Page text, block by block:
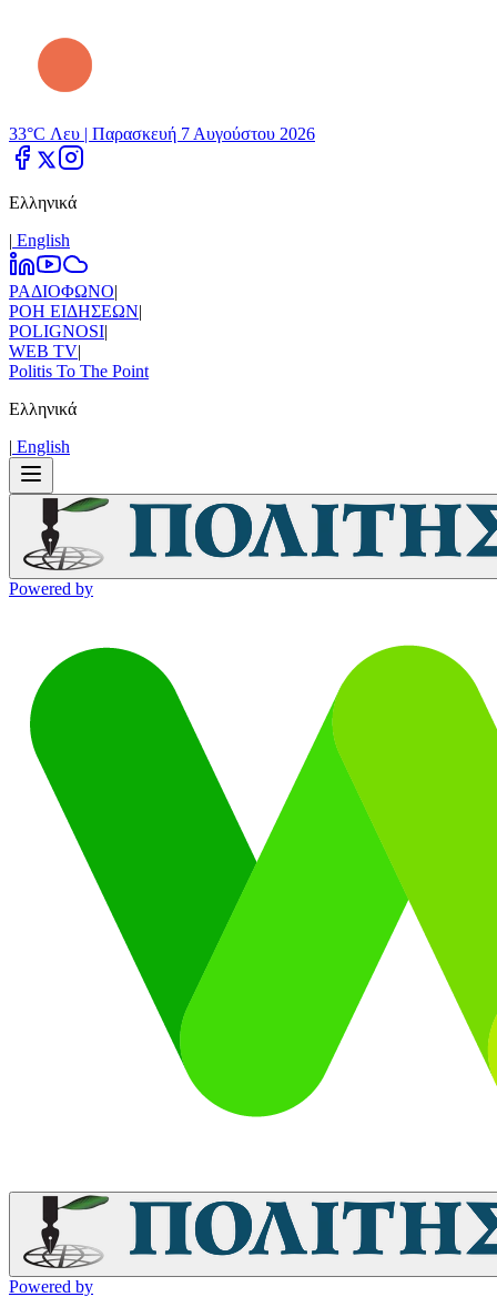
33°C Λευ | Παρασκευή 7 Αυγούστου 2026
Ελληνικά
| Εnglish
ΡΑΔΙΟΦΩΝΟ|
ΡΟΗ ΕΙΔΗΣΕΩΝ|
POLIGNOSI|
WEB TV|
Politis To The Point
Ελληνικά
| Εnglish
Powered by
Powered by